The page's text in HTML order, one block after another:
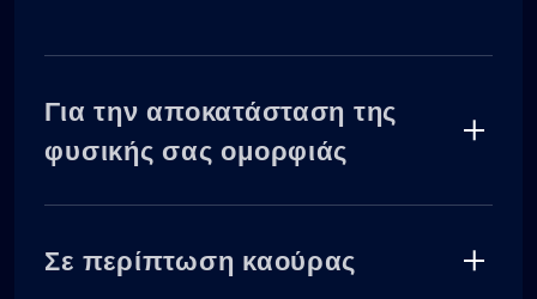
Για την αποκατάσταση της
φυσικής σας ομορφιάς
οποία βρίσκει κανείς στο Greespi
Σε περίπτωση καούρας